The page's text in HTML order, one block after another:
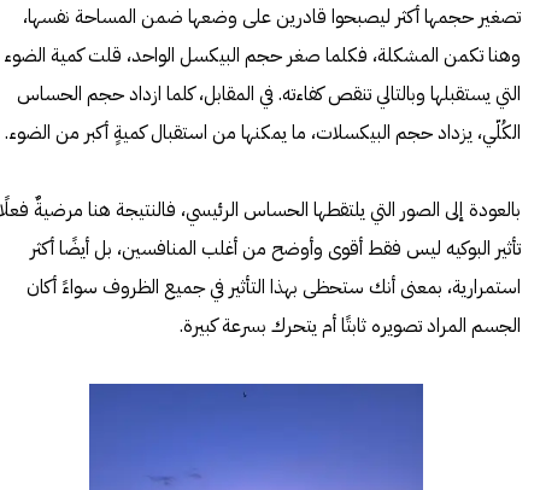
تصغير حجمها أكثر ليصبحوا قادرين على وضعها ضمن المساحة نفسها،
وهنا تكمن المشكلة، فكلما صغر حجم البيكسل الواحد، قلت كمية الضوء
التي يستقبلها وبالتالي تنقص كفاءته. في المقابل، كلما ازداد حجم الحساس
الكُلّي، يزداد حجم البيكسلات، ما يمكنها من استقبال كميةٍ أكبر من الضوء.
بالعودة إلى الصور التي يلتقطها الحساس الرئيسي، فالنتيجة هنا مرضيةٌ
تأثير البوكيه ليس فقط أقوى وأوضح من أغلب المنافسين، بل أيضًا أكثر
استمرارية، بمعنى أنك ستحظى بهذا التأثير في جميع الظروف سواءً أكان
الجسم المراد تصويره ثابتًا أم يتحرك بسرعة كبيرة.